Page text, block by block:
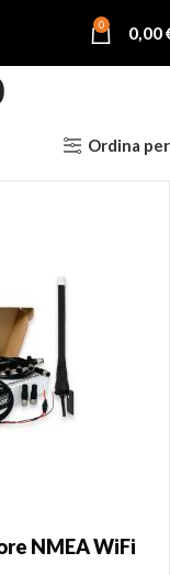
0 0,00
Ordina per
NMEA WiFi